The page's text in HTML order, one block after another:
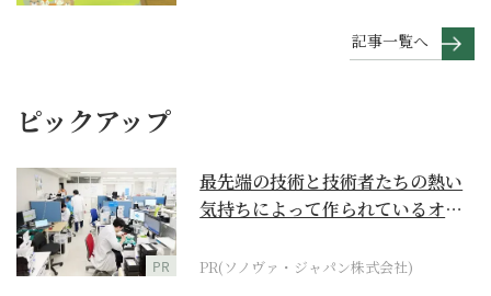
記事一覧へ
ピックアップ
PR
最先端の技術と技術者たちの熱い
気持ちによって作られているオー
PR(ソノヴァ・ジャパン株式会社)